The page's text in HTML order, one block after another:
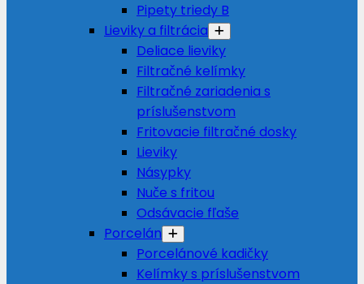
Pipety triedy B
Lieviky a filtrácia
Deliace lieviky
Filtračné kelímky
Filtračné zariadenia s
príslušenstvom
Fritovacie filtračné dosky
Lieviky
Násypky
Nuče s fritou
Odsávacie fľaše
Porcelán
Porcelánové kadičky
Kelímky s príslušenstvom